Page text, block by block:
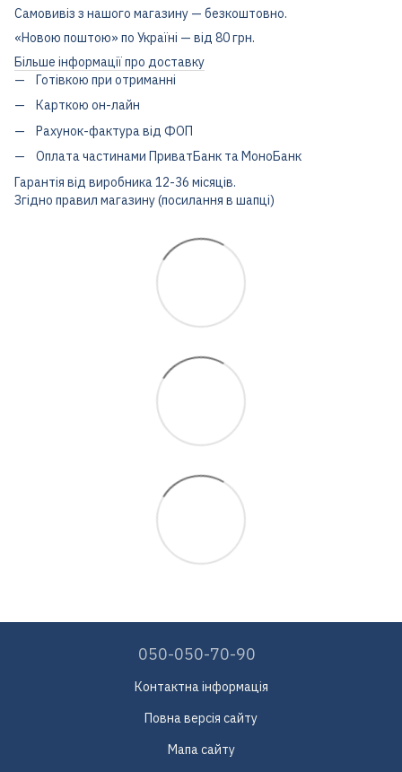
Самовивіз з нашого магазину — безкоштовно.
«Новою поштою» по Україні — від 80 грн.
Більше інформації про доставку
Готівкою при отриманні
Карткою он-лайн
Рахунок-фактура від ФОП
Оплата частинами ПриватБанк та МоноБанк
Гарантія від виробника 12-36 місяців.
Згідно правил магазину (посилання в шапці)
050-050-70-90
Контактна інформація
Повна версія сайту
Мапа сайту